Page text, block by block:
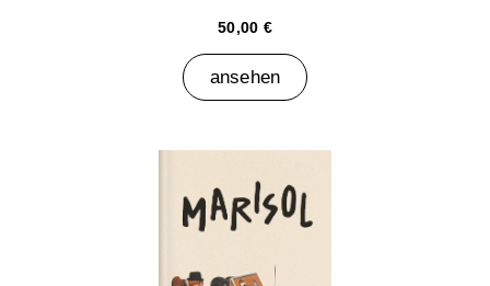
50,00 €
ansehen